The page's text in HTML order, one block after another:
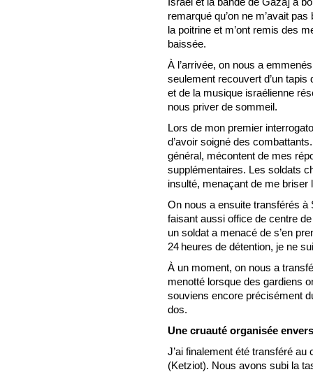
remarqué qu’on ne m’avait
la poitrine et m’ont remis des
baissée.
À l’arrivée, on nous a
seulement recouvert d’un
et de la musique israélienne
nous priver de sommeil.
Lors de mon premier
d’avoir soigné des
général, mécontent de mes
supplémentaires. Les soldats
insulté, menaçant de me briser
On nous a ensuite transférés à
faisant aussi office de centre
un soldat a menacé de s’en
24 heures de détention, je ne
À un moment, on nous a
menotté lorsque des gardiens
souviens encore précisément
dos.
Une cruauté organisée
J’ai finalement été transféré
(Ketziot). Nous avons subi la